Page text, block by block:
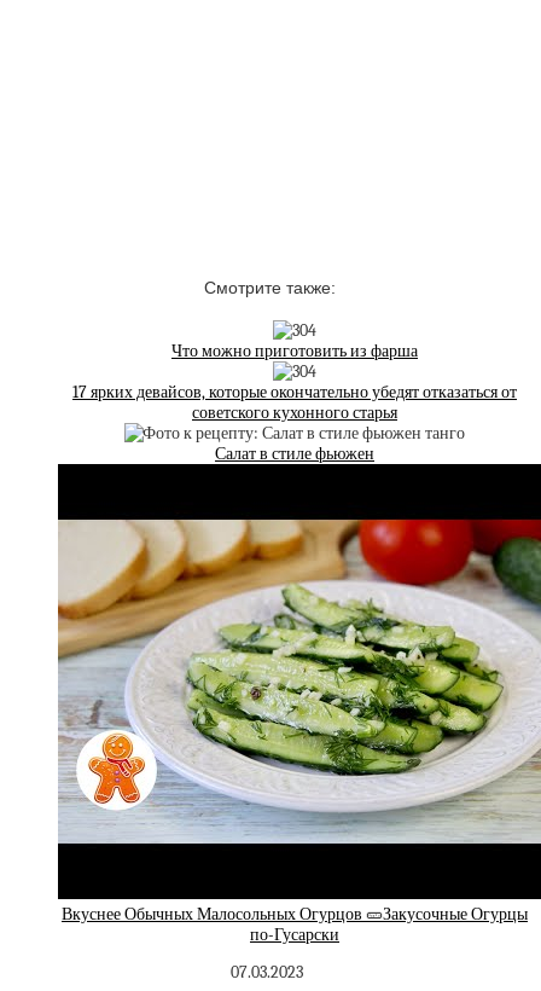
Смотрите также:
Что можно приготовить из фарша
17 ярких девайсов, которые окончательно убедят отказаться от
советского кухонного старья
Салат в стиле фьюжен
Вкуснее Обычных Малосольных Огурцов 🥒Закусочные Огурцы
по-Гусарски
07.03.2023